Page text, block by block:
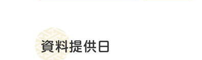
資料提供日